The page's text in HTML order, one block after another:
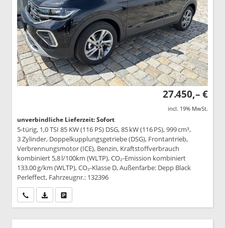
27.450,– €
incl. 19% MwSt.
unverbindliche Lieferzeit: Sofort
5-türig, 1,0 TSI 85 KW (116 PS) DSG, 85 kW (116 PS), 999 cm³,
3 Zylinder, Doppelkupplungsgetriebe (DSG), Frontantrieb,
Verbrennungsmotor (ICE), Benzin, Kraftstoffverbrauch
kombiniert 5,8 l/100km (WLTP), CO₂-Emission kombiniert
133.00 g/km (WLTP), CO₂-Klasse D, Außenfarbe: Depp Black
Perleffect, Fahrzeugnr.: 132396
Wir rufen Sie anPDF-Datei, Fahrzeugexposé drucken